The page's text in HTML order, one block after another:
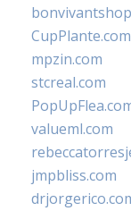
CupPlante.com
mpzin.com
stcreal.com
valueml.com
jmpbliss.com